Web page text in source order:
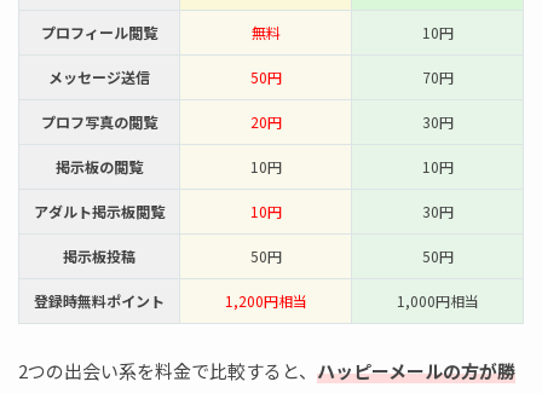
プロフィール閲覧 無料 10円
メッセージ送信 50円 70円
プロフ写真の閲覧 20円 30円
掲示板の閲覧 10円 10円
アダルト掲示板閲覧 10円 30円
掲示板投稿 50円 50円
登録時無料ポイント 1,200円相当 1,000円相当
2つの出会い系を料金で比較すると、 ハッピーメールの方が勝